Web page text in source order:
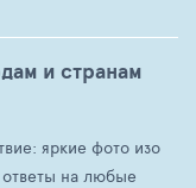
и странам
яркие фото изо
ответы на любые